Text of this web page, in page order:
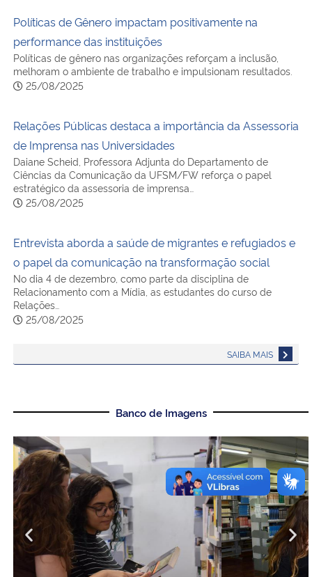
Secretaria de Governo
Gabinete de Segurança Institucional
Advocacia-Geral da União
Banco Central do Brasil
Planalto
Políticas de Gênero impactam positivamente na
performance das instituições
Políticas de gênero nas organizações reforçam a inclusão,
melhoram o ambiente de trabalho e impulsionam resultados.
25/08/2025
Relações Públicas destaca a importância da Assessoria
de Imprensa nas Universidades
Daiane Scheid, Professora Adjunta do Departamento de
Ciências da Comunicação da UFSM/FW reforça o papel
estratégico da assessoria de imprensa…
25/08/2025
Entrevista aborda a saúde de migrantes e refugiados e
o papel da comunicação na transformação social
No dia 4 de dezembro, como parte da disciplina de
Relacionamento com a Mídia, as estudantes do curso de
Relações…
25/08/2025
SAIBA MAIS
Banco de Imagens